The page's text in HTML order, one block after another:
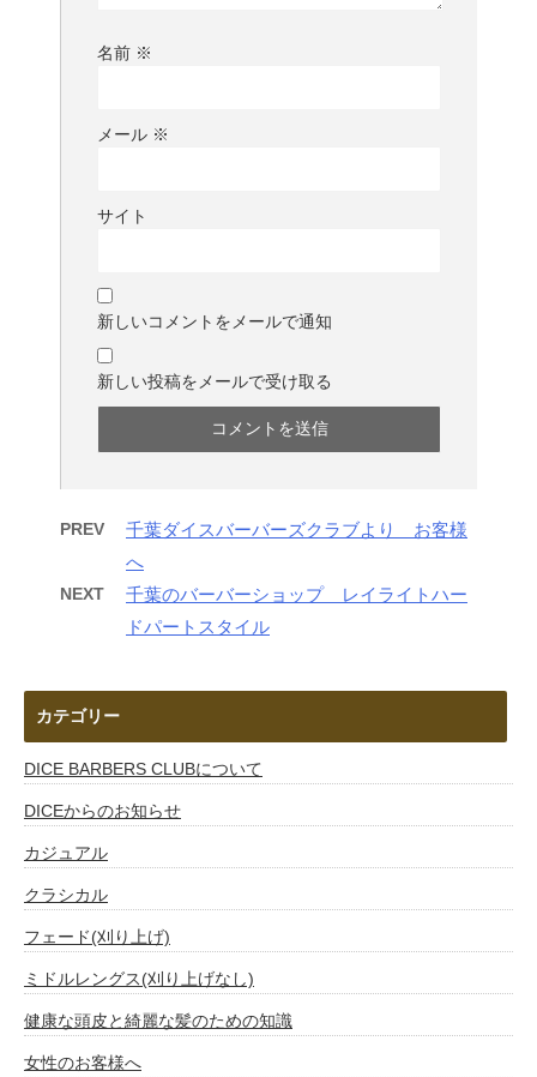
名前 ※
メール ※
サイト
新しいコメントをメールで通知
新しい投稿をメールで受け取る
PREV
千葉ダイスバーバーズクラブより お客様
へ
NEXT
千葉のバーバーショップ レイライトハー
ドパートスタイル
カテゴリー
DICE BARBERS CLUBについて
DICEからのお知らせ
カジュアル
クラシカル
フェード(刈り上げ)
ミドルレングス(刈り上げなし)
健康な頭皮と綺麗な髪のための知識
女性のお客様へ